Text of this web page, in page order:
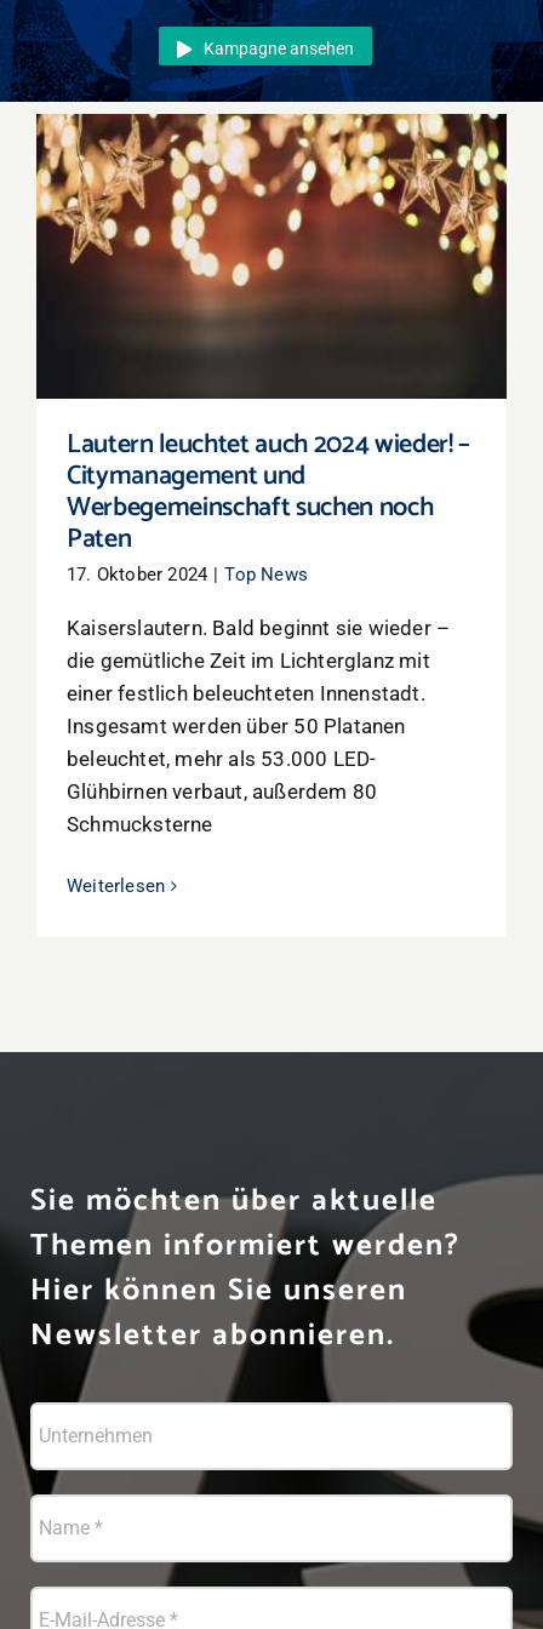
Events
Überregional
Jobs
Newsletter
Kontakt
Kampagne ansehen
Lautern leuchtet auch 2024 wieder! –
Citymanagement und Werbegemeinschaft
suchen noch Paten
Lautern leuchtet auch 2024 wieder! –
Citymanagement und
Werbegemeinschaft suchen noch
Paten
17. Oktober 2024 | Top News
Kaiserslautern. Bald beginnt sie wieder –
die gemütliche Zeit im Lichterglanz mit
einer festlich beleuchteten Innenstadt.
Insgesamt werden über 50 Platanen
beleuchtet, mehr als 53.000 LED-
Glühbirnen verbaut, außerdem 80
Schmucksterne
Weiterlesen
Sie möchten über aktuelle
Themen informiert werden?
Hier können Sie unseren
Newsletter abonnieren.